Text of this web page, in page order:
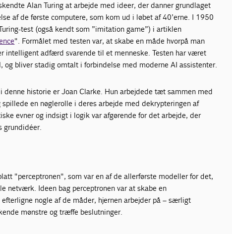
Alan Turing at arbejde med ideer, der danner grundlaget
af de første computere, som kom ud i løbet af 40’erne. I 1950
test (også kendt som ”imitation game”) i artiklen
". Formålet med testen var, at skabe en måde hvorpå man
intelligent adfærd svarende til et menneske. Testen har været
bliver stadig omtalt i forbindelse med moderne AI assistenter.
denne historie er Joan Clarke. Hun arbejdede tæt sammen med
en nøglerolle i deres arbejde med dekrypteringen af
evner og indsigt i logik var afgørende for det arbejde, der
grundidéer.
"perceptronen", som var en af de allerførste modeller for det,
netværk. Ideen bag perceptronen var at skabe en
nogle af de måder, hjernen arbejder på – særligt
mønstre og træffe beslutninger.